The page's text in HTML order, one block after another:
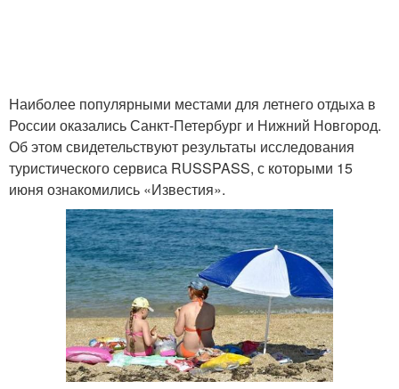
Наиболее популярными местами для летнего отдыха в
России оказались Санкт-Петербург и Нижний Новгород.
Об этом свидетельствуют результаты исследования
туристического сервиса RUSSPASS, с которыми 15
июня ознакомились «Известия».